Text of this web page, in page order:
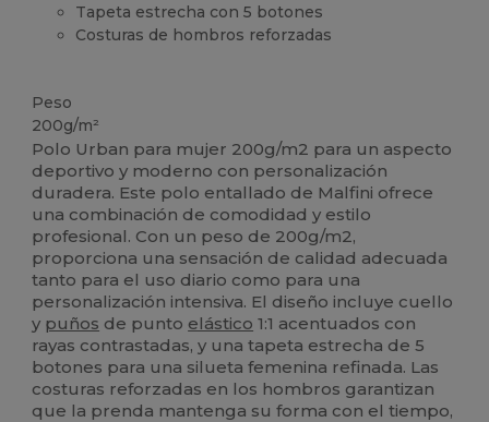
Tapeta estrecha con 5 botones
Costuras de hombros reforzadas
Peso
200g/m²
Polo Urban para mujer 200g/m2 para un aspecto
deportivo y moderno con personalización
duradera. Este polo entallado de Malfini ofrece
una combinación de comodidad y estilo
profesional. Con un peso de 200g/m2,
proporciona una sensación de calidad adecuada
tanto para el uso diario como para una
personalización intensiva. El diseño incluye cuello
y puños de punto elástico 1:1 acentuados con
rayas contrastadas, y una tapeta estrecha de 5
botones para una silueta femenina refinada. Las
costuras reforzadas en los hombros garantizan
que la prenda mantenga su forma con el tiempo,